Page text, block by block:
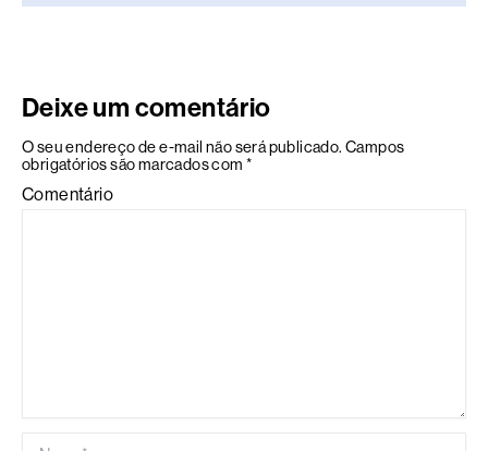
Deixe um comentário
O seu endereço de e-mail não será publicado. Campos
obrigatórios são marcados com *
Comentário